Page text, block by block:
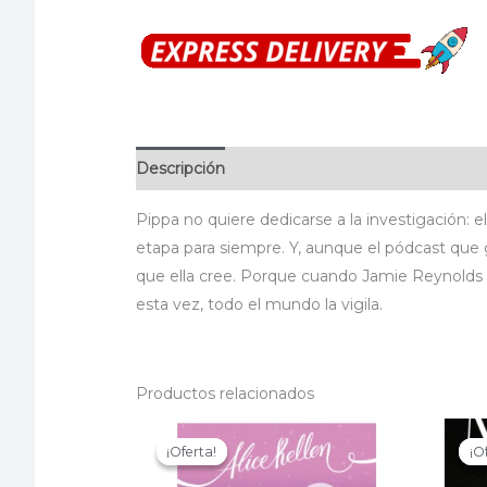
Descripción
Pippa no quiere dedicarse a la investigación:
etapa para siempre. Y, aunque el pódcast
que ella cree. Porque cuando Jamie
esta vez, todo el mundo la vigila.
Productos relacionados
¡Oferta!
¡Oferta!